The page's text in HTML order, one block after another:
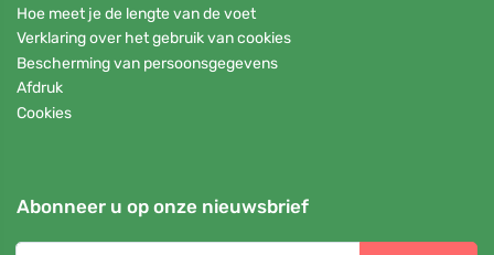
Hoe meet je de lengte van de voet
Verklaring over het gebruik van cookies
Bescherming van persoonsgegevens
Afdruk
Cookies
Abonneer u op onze nieuwsbrief